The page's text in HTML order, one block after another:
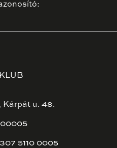
Kárpát u. 48.
5110 0005